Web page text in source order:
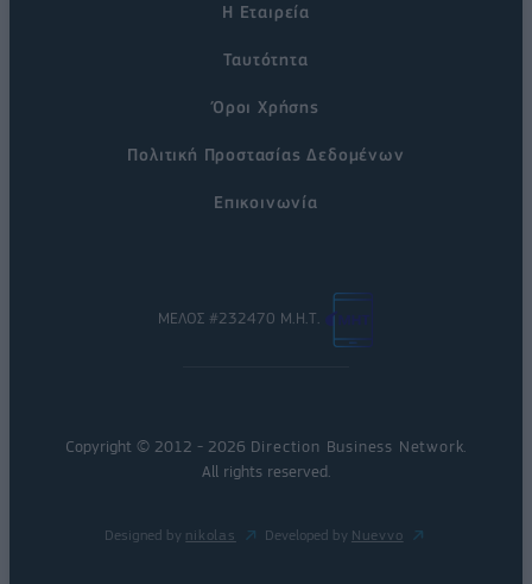
Η Εταιρεία
Ταυτότητα
Όροι Χρήσης
Πολιτική Προστασίας Δεδομένων
Επικοινωνία
ΜΕΛΟΣ #232470 Μ.Η.Τ.
Copyright © 2012 - 2026 Direction Business Network.
All rights reserved.
Designed by nikolas Developed by Nuevvo